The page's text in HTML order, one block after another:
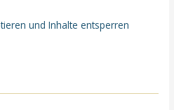
und Inhalte entsperren